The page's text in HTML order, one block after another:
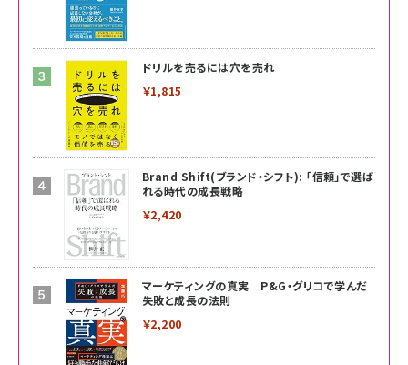
ドリルを売るには穴を売れ
￥1,815
Brand Shift(ブランド・シフト): 「信頼」で選ば
れる時代の成長戦略
￥2,420
マーケティングの真実 P&G・グリコで学んだ
失敗と成長の法則
￥2,200